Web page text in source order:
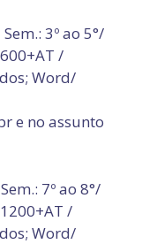
3º ao 5°/
/
Word/
e no assunto
7º ao 8°/
/
Word/